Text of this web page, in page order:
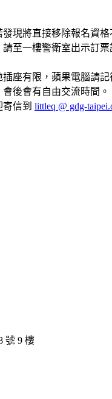
現將直接移除報名資格
至一樓警衛室出示訂票
座有限，蘋果電腦請
後會有自由交流時間。
信到 littleq @ gdg-
號 9 樓